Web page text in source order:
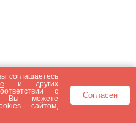
соглашаетесь
и других
с
Вы можете
сайтом,
Согласен